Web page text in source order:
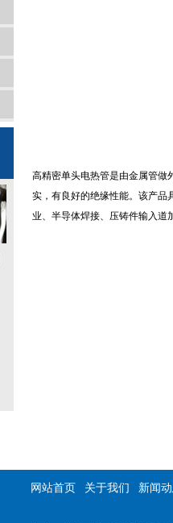
高精密单头电热管是由金属管做
实，有良好的绝缘性能。该产品
业、半导体焊接、压铸件输入道
网站首页 关于我们 新闻